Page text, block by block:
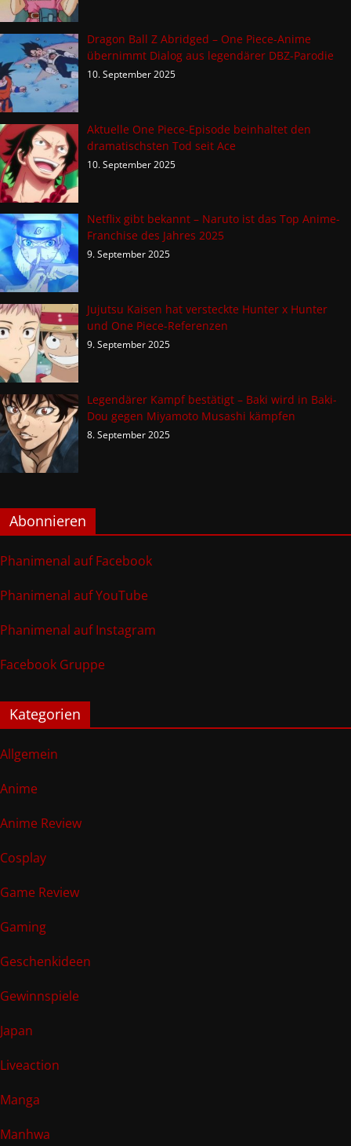
Dragon Ball Z Abridged – One Piece-Anime
übernimmt Dialog aus legendärer DBZ-Parodie
10. September 2025
Aktuelle One Piece-Episode beinhaltet den
dramatischsten Tod seit Ace
10. September 2025
Netflix gibt bekannt – Naruto ist das Top Anime-
Franchise des Jahres 2025
9. September 2025
Jujutsu Kaisen hat versteckte Hunter x Hunter
und One Piece-Referenzen
9. September 2025
Legendärer Kampf bestätigt – Baki wird in Baki-
Dou gegen Miyamoto Musashi kämpfen
8. September 2025
Abonnieren
Phanimenal auf Facebook
Phanimenal auf YouTube
Phanimenal auf Instagram
Facebook Gruppe
Kategorien
Allgemein
Anime
Anime Review
Cosplay
Game Review
Gaming
Geschenkideen
Gewinnspiele
Japan
Liveaction
Manga
Manhwa